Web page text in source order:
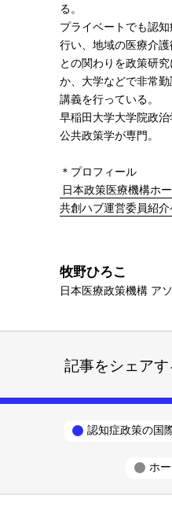
る。
プライベートでも認
行い、地域の医療介
との関わりを政策研
か、大学などで非常
講義を行っている。
早稲田大学大学院政
公共政策学が専門。
＊プロフィール
日本政策医療機構ホ
共創ハブ運営委員紹介
牧野ひろこ
日本医療政策機構 ア
記事をシェアす
認知症政策の国
ホ